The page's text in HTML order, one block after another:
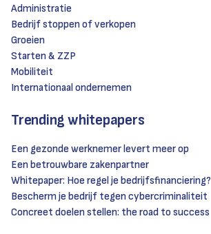
Administratie
Bedrijf stoppen of verkopen
Groeien
Starten & ZZP
Mobiliteit
Internationaal ondernemen
Trending whitepapers
Een gezonde werknemer levert meer op
Een betrouwbare zakenpartner
Whitepaper: Hoe regel je bedrijfsfinanciering?
Bescherm je bedrijf tegen cybercriminaliteit
Concreet doelen stellen: the road to success